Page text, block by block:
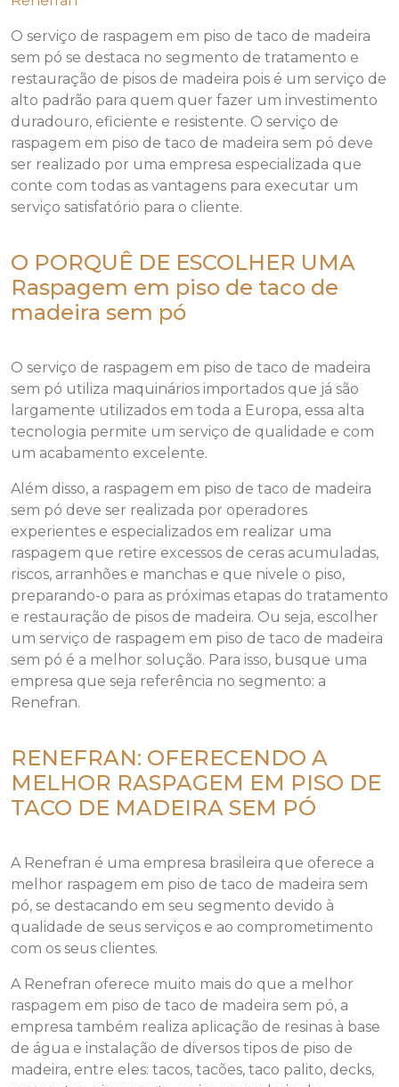
O serviço de raspagem em piso de taco de madeira
sem pó se destaca no segmento de tratamento e
restauração de pisos de madeira pois é um serviço de
alto padrão para quem quer fazer um investimento
duradouro, eficiente e resistente. O serviço de
raspagem em piso de taco de madeira sem pó deve
ser realizado por uma empresa especializada que
conte com todas as vantagens para executar um
serviço satisfatório para o cliente.
O PORQUÊ DE ESCOLHER UMA
Raspagem em piso de taco de
madeira sem pó
O serviço de raspagem em piso de taco de madeira
sem pó utiliza maquinários importados que já são
largamente utilizados em toda a Europa, essa alta
tecnologia permite um serviço de qualidade e com
um acabamento excelente.
Além disso, a raspagem em piso de taco de madeira
sem pó deve ser realizada por operadores
experientes e especializados em realizar uma
raspagem que retire excessos de ceras acumuladas,
riscos, arranhões e manchas e que nivele o piso,
preparando-o para as próximas etapas do tratamento
e restauração de pisos de madeira. Ou seja, escolher
um serviço de raspagem em piso de taco de madeira
sem pó é a melhor solução. Para isso, busque uma
empresa que seja referência no segmento: a
Renefran.
RENEFRAN: OFERECENDO A
MELHOR RASPAGEM EM PISO DE
TACO DE MADEIRA SEM PÓ
A Renefran é uma empresa brasileira que oferece a
melhor raspagem em piso de taco de madeira sem
pó, se destacando em seu segmento devido à
qualidade de seus serviços e ao comprometimento
com os seus clientes.
A Renefran oferece muito mais do que a melhor
raspagem em piso de taco de madeira sem pó, a
empresa também realiza aplicação de resinas à base
de água e instalação de diversos tipos de piso de
madeira, entre eles: tacos, tacões, taco palito, decks,